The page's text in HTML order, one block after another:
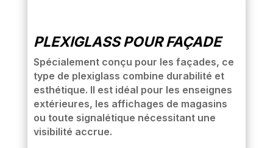
PLEXIGLASS POUR FAÇADE
Spécialement conçu pour les façades, ce
type de plexiglass combine durabilité et
esthétique. Il est idéal pour les enseignes
extérieures, les affichages de magasins
ou toute signalétique nécessitant une
visibilité accrue.